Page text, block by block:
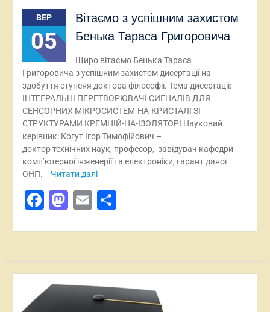
ВЕР
05
Вітаємо з успішним захистом
Бенька Тараса Григоровича
Щиро вітаємо Бенька Тараса
Григоровича з успішним захистом дисертації на
здобуття ступеня доктора філософії. Тема дисертації:
ІНТЕГРАЛЬНІ ПЕРЕТВОРЮВАЧІ СИГНАЛІВ ДЛЯ
СЕНСОРНИХ МІКРОСИСТЕМ-НА-КРИСТАЛІ ЗІ
СТРУКТУРАМИ КРЕМНІЙ-НА-ІЗОЛЯТОРІ Науковий
керівник: Когут Ігор Тимофійович –
доктор технічних наук, професор, завідувач кафедри
комп’ютерної інженерії та електроніки, гарант даної
ОНП.
Читати далі
Facebook
Mastodon
EmailПоділитися